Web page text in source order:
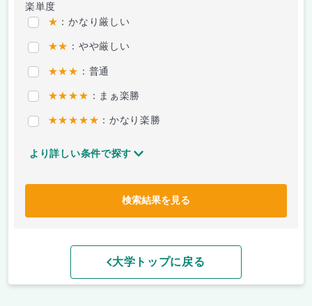
楽単度
★ ：かなり厳しい
★★ ：やや厳しい
★★★ ：普通
★★★★ ：まぁ楽勝
★★★★★ ：かなり楽勝
より詳しい条件で探す
検索結果を見る
大学トップに戻る